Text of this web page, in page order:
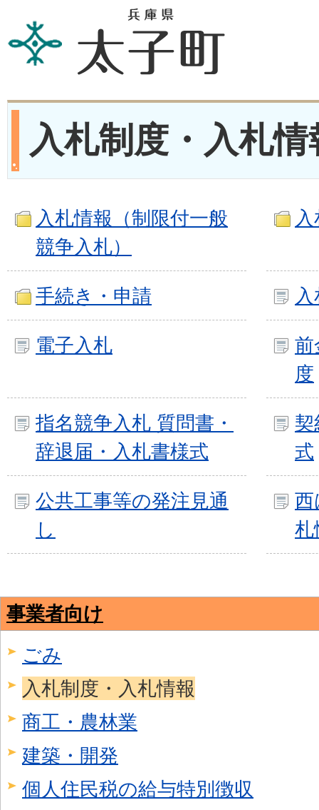
入札制度・入札情
入札情報（制限付一般
競争入札）
手続き・申請
電子入札
前
度
指名競争入札 質問書・
辞退届・入札書様式
式
公共工事等の発注見通
し
西
札
事業者向け
ごみ
入札制度・入札情報
商工・農林業
建築・開発
個人住民税の給与特別徴収